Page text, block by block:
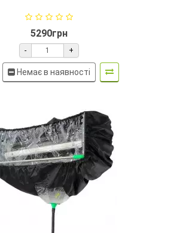
5290грн
- +
Немає в наявності